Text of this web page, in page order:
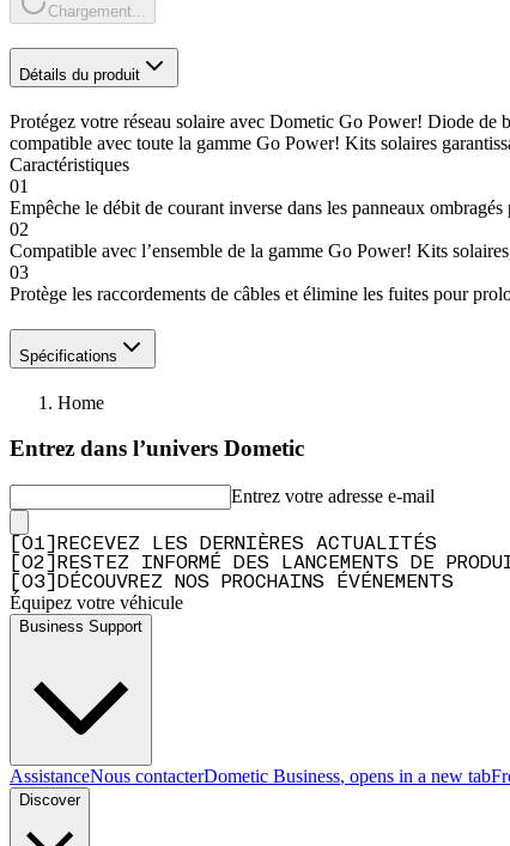
Chargement...
Détails du produit
Protégez votre réseau solaire avec Dometic Go Power! Diode de
compatible avec toute la gamme Go Power! Kits solaires
Caractéristiques
01
Empêche le débit de courant inverse dans les panneaux
02
Compatible avec l’ensemble de la gamme Go Power! Kits
03
Protège les raccordements de câbles et élimine les fuites pour
Spécifications
Home
Entrez dans l’univers Dometic
Entrez votre adresse e-mail
01
RECEVEZ LES DERNIÈRES ACTUALITÉS
02
RESTEZ INFORMÉ DES LANCEMENTS DE
03 DÉCOUVREZ NOS PROCHAINS ÉVÉNEMENTS
Équipez votre véhicule
Business Support
AssistanceNous contacterDometic Business, opens in a new tab
Discover